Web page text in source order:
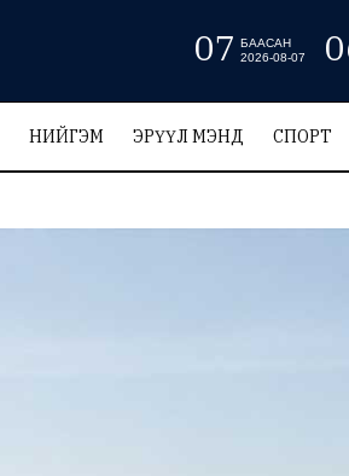
07 БААСАН
2026-08-07
НИЙГЭМ ЭРҮҮЛ МЭНД СПОРТ